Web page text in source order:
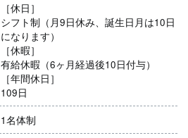
［休日］
シフト制（月9日休み、誕生日月は10日
になります）
［休暇］
有給休暇（6ヶ月経過後10日付与）
［年間休日］
109日
1名体制